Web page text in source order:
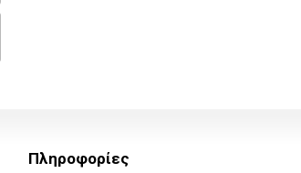
Πληροφορίες